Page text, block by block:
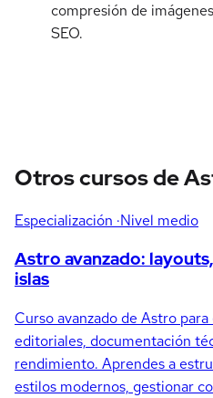
compresión de
SEO.
Otros cursos de
Especialización ·Nivel medio
Astro avanzado:
islas
Curso avanzado de Astro
editoriales, documentación
rendimiento. Aprendes a
estilos modernos, gestionar